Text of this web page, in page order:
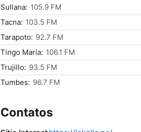
Sullana: 105.9 FM
Tacna: 103.5 FM
Tarapoto: 92.7 FM
Tingo María: 106.1 FM
Trujillo: 93.5 FM
Tumbes: 96.7 FM
Contatos